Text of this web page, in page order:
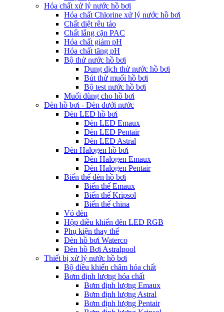
Hóa chất xử lý nước hồ bơi
Hóa chất Chlorine xử lý nước hồ bơi
Chất diệt rêu tảo
Chất lắng cặn PAC
Hóa chất giảm pH
Hóa chất tăng pH
Bộ thử nước hồ bơi
Dung dịch thử nước hồ bơi
Bút thử muối hồ bơi
Bộ test nước hồ bơi
Muối dùng cho hồ bơi
Đèn hồ bơi - Đèn dưới nước
Đèn LED hồ bơi
Đèn LED Emaux
Đèn LED Pentair
Đèn LED Astral
Đèn Halogen hồ bơi
Đèn Halogen Emaux
Đèn Halogen Pentair
Biến thế đèn hồ bơi
Biến thế Emaux
Biến thế Kripsol
Biến thế china
Vỏ đèn
Hộp điều khiển đèn LED RGB
Phụ kiện thay thế
Đèn hồ bơi Waterco
Đèn hồ Bơi Astralpool
Thiết bị xử lý nước hồ bơi
Bộ điều khiển châm hóa chất
Bơm định lượng hóa chất
Bơm định lượng Emaux
Bơm định lượng Astral
Bơm định lượng Pentair